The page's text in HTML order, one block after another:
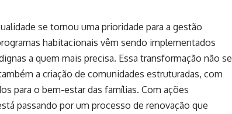
se tornou uma prioridade para a gestão
habitacionais vêm sendo implementados
a quem mais precisa. Essa transformação não se
a criação de comunidades estruturadas, com
para o bem-estar das famílias. Com ações
passando por um processo de renovação que